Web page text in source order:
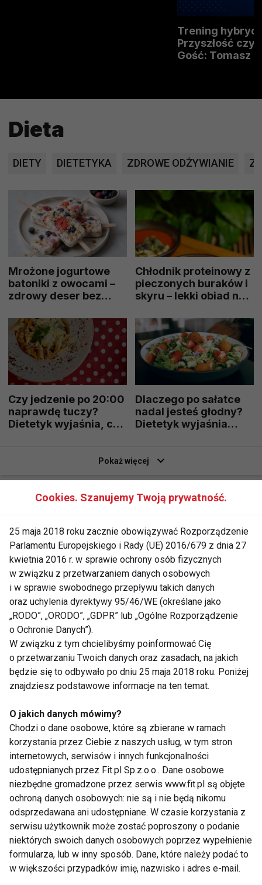
Trening
Przyszłość czy
Gość: Tomasz
Dieta
DIETY DIETETYKA ZDROWE ODŻYWIANIE
Mrożone jogurtowe
batoniki z owocami –
zdrowy deser bez
pokochasz tego lata
Chłodnik proteinowy z
pieczonych buraków i
skyru – lekki obiad na
Czy jedzenie po 20:00
naprawdę tuczy?
Dietetyk wyjaśnia, co
Dlaczego po sałatce
nadal jesteś głodny?
Dietetyk wyjaśnia
Pokaż więcej
Zdjęcia
GALERIA DIETA ZDROWE PRZEPISY
Fundacja Medicover z
inicjatywą FitSchool w
Gdańsku - nowoczesne
narzędzie wspierające
aktywność wśród dzieci
GYM. W 2 lata -
Wywiad
FIT LIGHT BIEGI BIEG SENIOR BOKS
Cookies. Szanujemy Twoją prywatność.
25 maja 2018 roku zacznie obowiązywać Rozporządzenie
Parlamentu Europejskiego i Rady (UE) 2016/679 z dnia 27
kwietnia 2016 r. w sprawie ochrony osób fizycznych
w związku z przetwarzaniem danych osobowych
i w sprawie swobodnego przepływu takich danych
oraz uchylenia dyrektywy 95/46/WE (określane jako
„RODO”, „ORODO”, „GDPR” lub „Ogólne Rozporządzenie
o Ochronie Danych”).
W związku z tym chcielibyśmy poinformować Cię
o przetwarzaniu Twoich danych oraz zasadach, na jakich
będzie się to odbywało po dniu 25 maja 2018 roku. Poniżej
znajdziesz podstawowe informacje na ten temat.
O jakich danych mówimy?
Chodzi o dane osobowe, które są zbierane w ramach
korzystania przez Ciebie z naszych usług, w tym stron
internetowych, serwisów i innych funkcjonalności
udostępnianych przez Fit.pl Sp.z.o.o.. Dane osobowe
niezbędne gromadzone przez serwis www.fit.pl są objęte
ochroną danych osobowych: nie są i nie będą nikomu
odsprzedawana ani udostępniane. W czasie korzystania z
serwisu użytkownik może zostać poproszony o podanie
niektórych swoich danych osobowych poprzez wypełnienie
formularza, lub w inny sposób. Dane, które należy podać to
w większości przypadków imię, nazwisko i adres e-mail.